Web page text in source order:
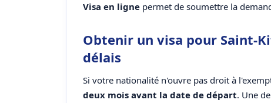
Visa en ligne permet de soumettre la
Obtenir un visa pour Saint-
délais
Si votre nationalité n'ouvre pas droit à
deux mois avant la date de départ. Une